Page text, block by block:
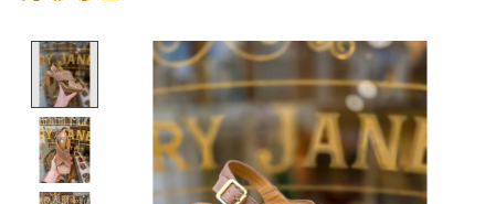
Product image slideshow Items